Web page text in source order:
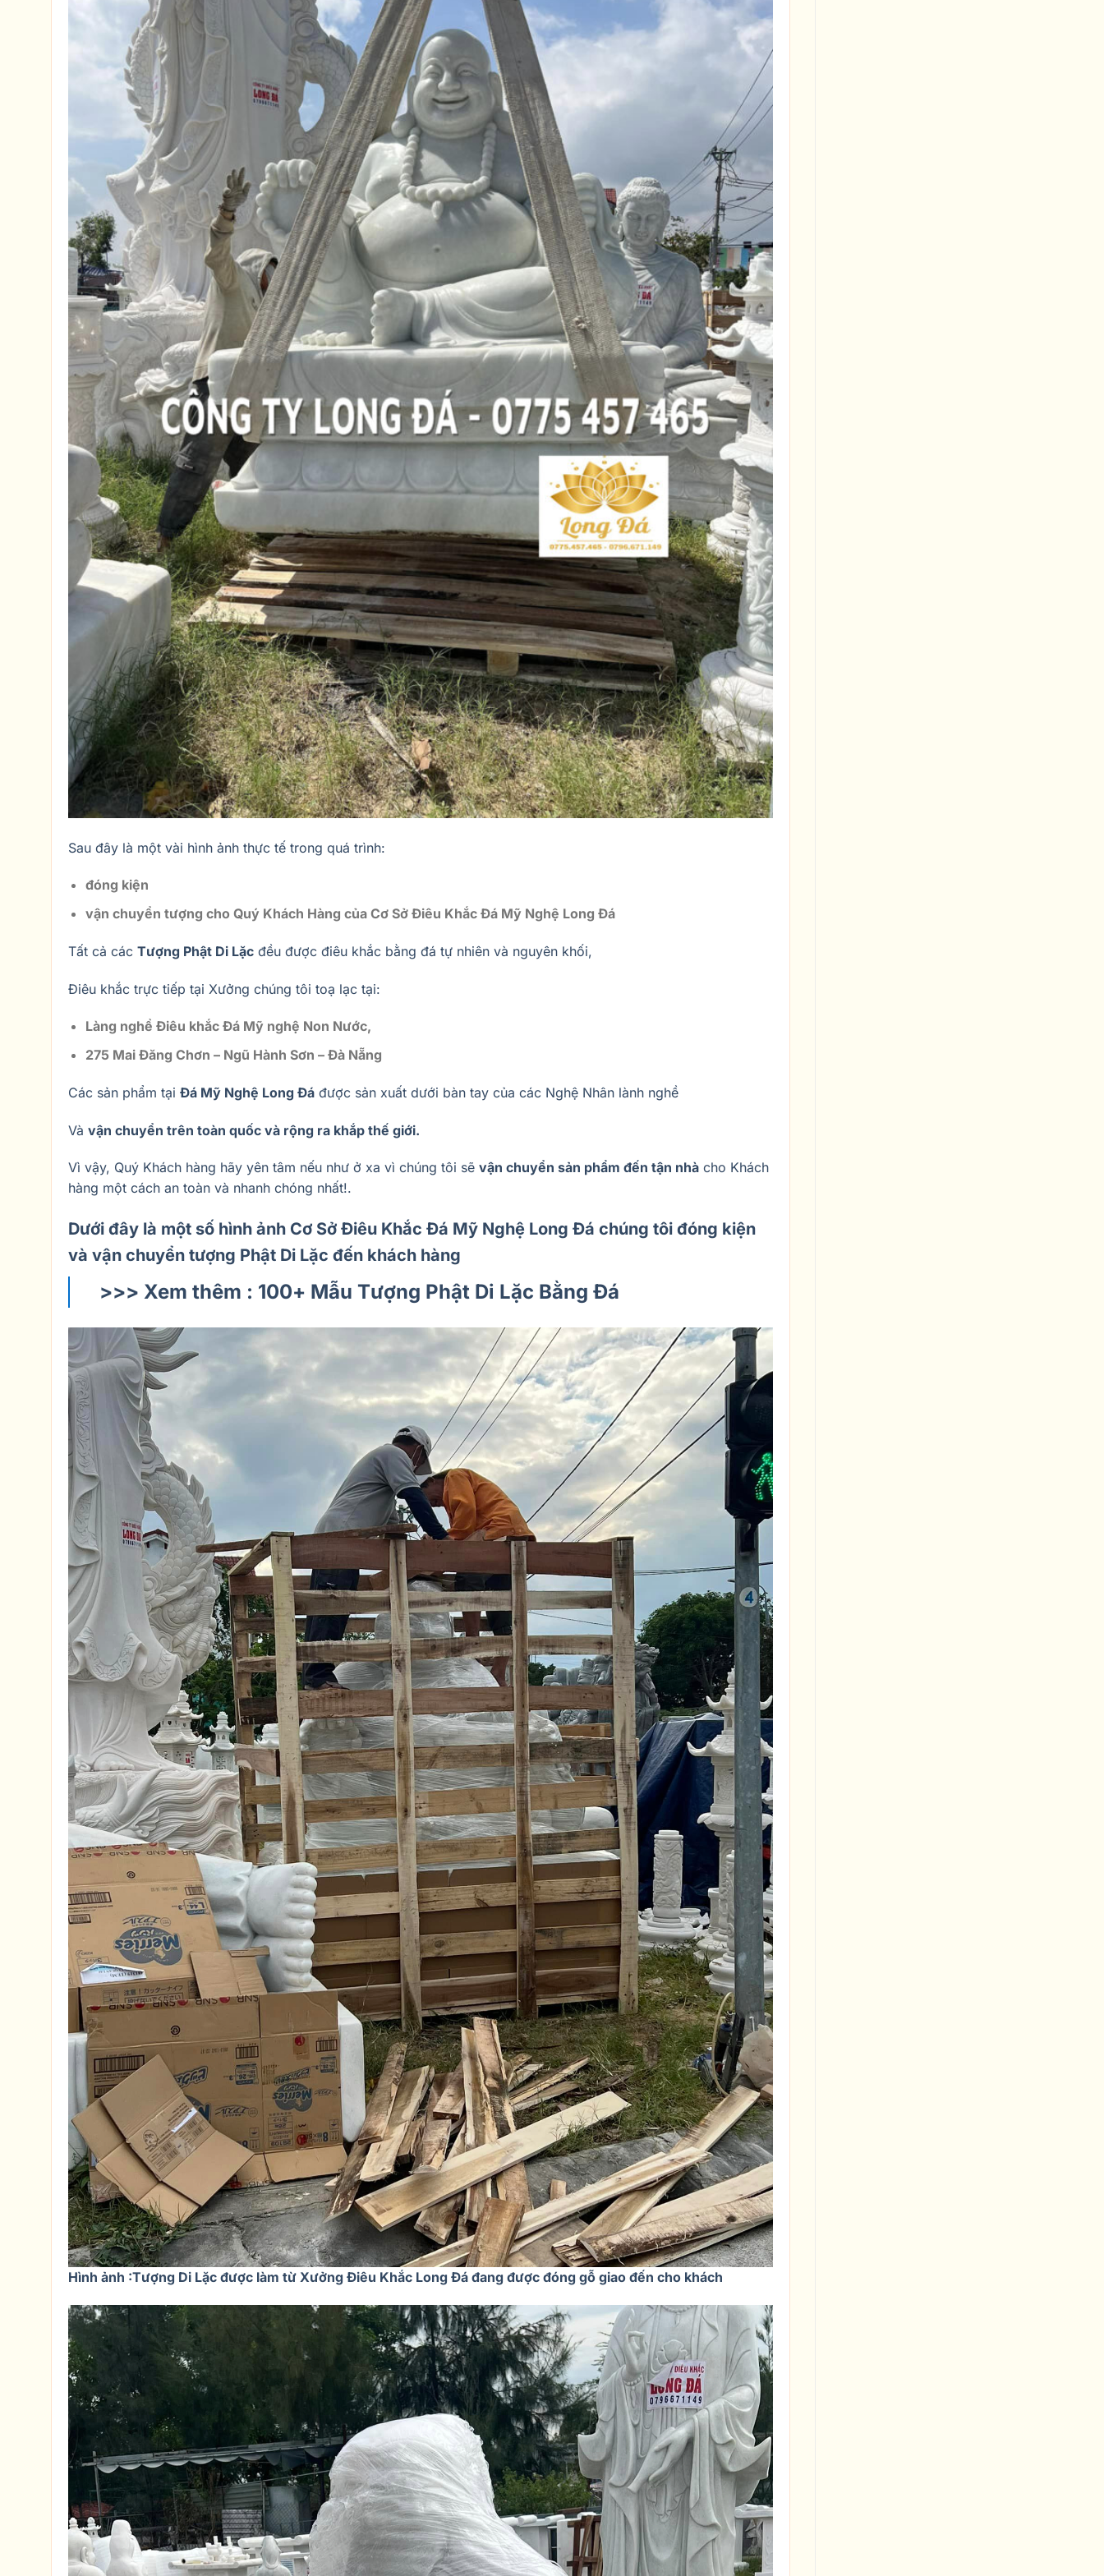
Sau đây là một vài hình ảnh thực tế trong quá trình:
đóng kiện
vận chuyển tượng cho Quý Khách Hàng của Cơ Sở Điêu Khắc Đá Mỹ Nghệ Long Đá
Tất cả các Tượng Phật Di Lặc đều được điêu khắc bằng đá tự nhiên và nguyên khối,
Điêu khắc trực tiếp tại Xưởng chúng tôi toạ lạc tại:
Làng nghề Điêu khắc Đá Mỹ nghệ Non Nước,
275 Mai Đăng Chơn – Ngũ Hành Sơn – Đà Nẵng
Các sản phẩm tại Đá Mỹ Nghệ Long Đá được sản xuất dưới bàn tay của các Nghệ Nhân lành nghề
Và vận chuyển trên toàn quốc và rộng ra khắp thế giới.
Vì vậy, Quý Khách hàng hãy yên tâm nếu như ở xa vì chúng tôi sẽ vận chuyển sản phẩm đến tận nhà cho Khách
hàng một cách an toàn và nhanh chóng nhất!.
Dưới đây là một số hình ảnh Cơ Sở Điêu Khắc Đá Mỹ Nghệ Long Đá chúng tôi đóng kiện
và vận chuyển tượng Phật Di Lặc đến khách hàng
>>> Xem thêm : 100+ Mẫu Tượng Phật Di Lặc Bằng Đá
Hình ảnh :Tượng Di Lặc được làm từ Xưởng Điêu Khắc Long Đá đang được đóng gỗ giao đến cho khách